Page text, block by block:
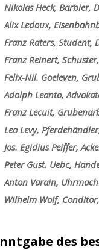
Nikolas Heck, Barbier,
Alix Ledoux,
Franz Raters, Student,
Franz Reinert,
Felix-Nil. Goeleven,
Adolph Leanto,
Franz Lecuit,
Leo Levy,
Jos. Egidius Peiffer,
Peter Gust. Uebc,
Anton Varain,
Wilhelm Wolf,
des